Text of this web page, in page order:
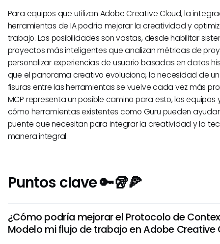
Para equipos que utilizan Adobe Creative Cloud, la
herramientas de IA podría mejorar la creatividad y
trabajo. Las posibilidades son vastas, desde habilitar
proyectos más inteligentes que analizan métricas de
personalizar experiencias de usuario basadas en datos
que el panorama creativo evoluciona, la necesidad de
fisuras entre las herramientas se vuelve cada vez más
MCP representa un posible camino para esto, los equipos
cómo herramientas existentes como Guru pueden
puente que necesitan para integrar la creatividad y la
manera integral.
Puntos clave 🔑🥡🍕
¿Cómo podría mejorar el Protocolo de
Modelo mi flujo de trabajo en Adobe Creative